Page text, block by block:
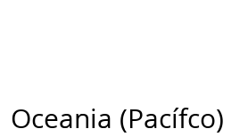
Oceania (Pacífco)